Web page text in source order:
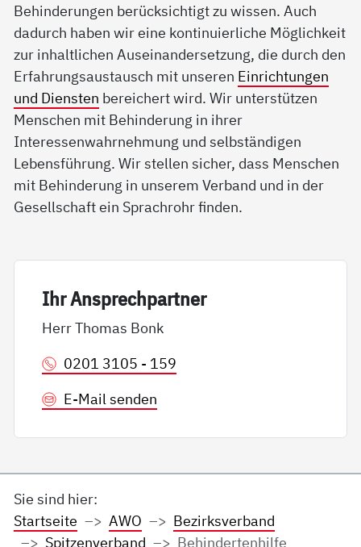
Behinderungen berücksichtigt zu wissen. Auch
dadurch haben wir eine kontinuierliche Möglichkeit
zur inhaltlichen Auseinandersetzung, die durch den
Erfahrungsaustausch mit unseren Einrichtungen
und Diensten bereichert wird. Wir unterstützen
Menschen mit Behinderung in ihrer
Interessenwahrnehmung und selbständigen
Lebensführung. Wir stellen sicher, dass Menschen
mit Behinderung in unserem Verband und in der
Gesellschaft ein Sprachrohr finden.
Ihr An­sp­rech­part­ner
Herr Thomas Bonk
0201 3105 - 159
E-Mail senden
Sie sind hier:
Startseite
AWO
Bezirksverband
Spitzenverband
Behindertenhilfe